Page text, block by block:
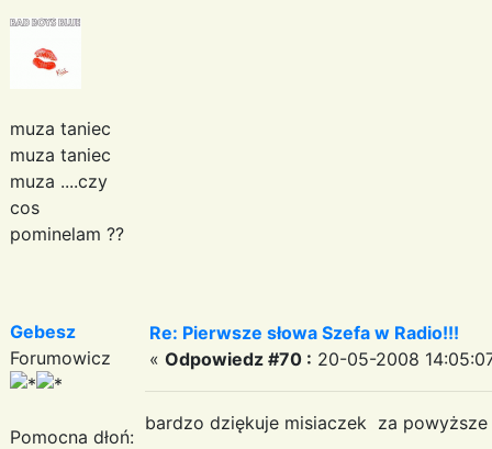
muza taniec
muza taniec
muza ....czy
cos
pominelam ??
Gebesz
Forumowicz
Pomocna dłoń:
Re: Pierwsze słowa Szefa w Radio!!!
« Odpowiedz #70 : 20-05-2008
bardzo dziękuje misiaczek za powyższe